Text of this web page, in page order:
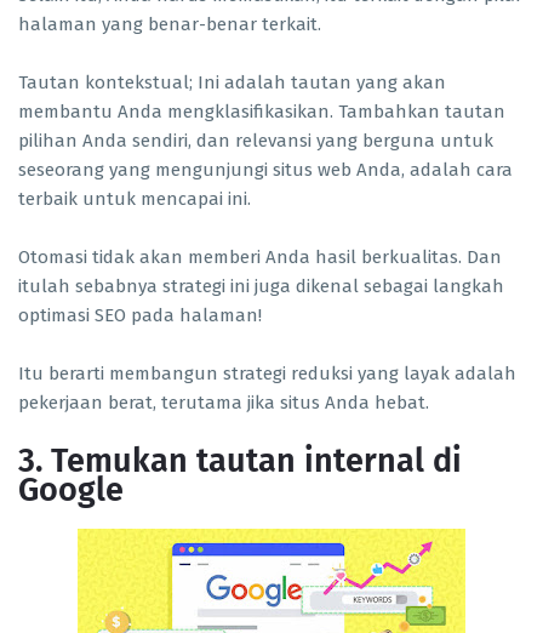
halaman yang benar-benar terkait.
Tautan kontekstual; Ini adalah tautan yang akan
membantu Anda mengklasifikasikan. Tambahkan tautan
pilihan Anda sendiri, dan relevansi yang berguna untuk
seseorang yang mengunjungi situs web Anda, adalah cara
terbaik untuk mencapai ini.
Otomasi tidak akan memberi Anda hasil berkualitas. Dan
itulah sebabnya strategi ini juga dikenal sebagai langkah
optimasi SEO pada halaman!
Itu berarti membangun strategi reduksi yang layak adalah
pekerjaan berat, terutama jika situs Anda hebat.
3. Temukan tautan internal di
Google